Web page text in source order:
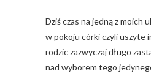
Dziś czas na jedną z moich
w pokoju córki czyli uszyte
rodzic zazwyczaj długo
nad wyborem tego